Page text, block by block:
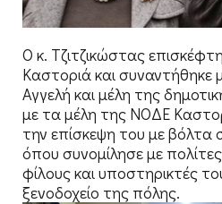
Ο κ. Τζιτζικώστας
Καστοριά και
Αγγελή και μέλη της
με τα μέλη της ΝΟΔΕ
την επίσκεψη του με βόλτα
όπου συνομίλησε με
φίλους και υποστηρικτές
ξενοδοχείο της πόλης.